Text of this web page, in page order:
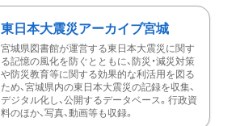
東日本大震災アーカイブ宮城
宮城県図書館が運営する東日本大震災に関す
る記憶の風化を防ぐとともに、防災・減災対策
や防災教育等に関する効果的な利活用を図る
ため、宮城県内の東日本大震災の記録を収集、
デジタル化し、公開するデータベース。行政資
料のほか、写真、動画等も収録。